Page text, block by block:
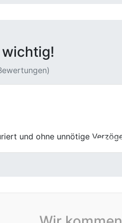
in Hemer verlief